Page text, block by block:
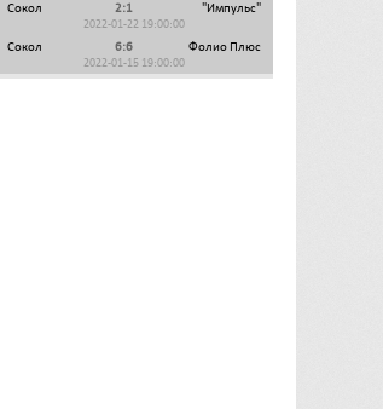
Сокол 2:1 "Импульс"
2022-01-22 19:00:00
Сокол 6:6 Фолио Плюс
2022-01-15 19:00:00